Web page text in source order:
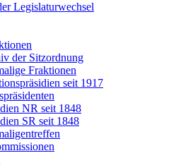
Legislaturwechsel
der Sitzordnung
Fraktionen
seit 1917
NR seit 1848
SR seit 1848